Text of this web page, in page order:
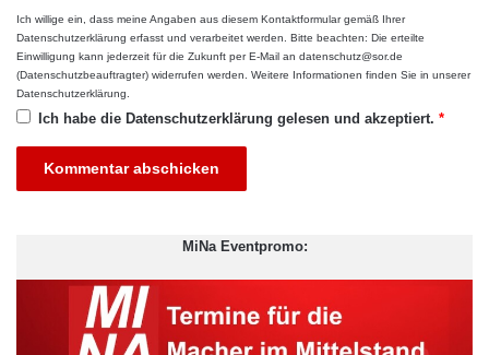
Ausbildung betriebliche Weiterbildung
Ich willige ein, dass meine Angaben aus diesem Kontaktformular gemäß Ihrer
Datenschutzerklärung erfasst und verarbeitet werden. Bitte beachten: Die erteilte
Einwilligung kann jederzeit für die Zukunft per E-Mail an datenschutz@sor.de
(Datenschutzbeauftragter) widerrufen werden. Weitere Informationen finden Sie in unserer
Datenschutzerklärung
Ich habe die Datenschutzerklärung gelesen und akzeptiert. *
MiNa Eventpromo: